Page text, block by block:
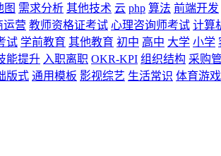
图 需求分析 其他技术 云 php 算法 前端开发
运营 教师资格证考试 心理咨询师考试 计算
试 学前教育 其他教育 初中 高中 大学 小学
能提升 入职离职 OKR-KPI 组织结构 采购
版式 通用模板 影视综艺 生活常识 体育游戏